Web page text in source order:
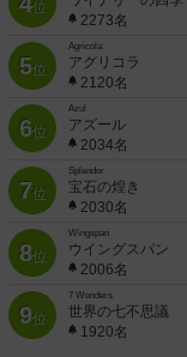
位
2273名
5位
Agricola
アグリコラ
2120名
6位
Azul
アズール
2034名
7位
Splendor
宝石の煌き
2030名
8位
Wingspan
ウイングスパン
2006名
9位
7 Wonders
世界の七不思議
1920名